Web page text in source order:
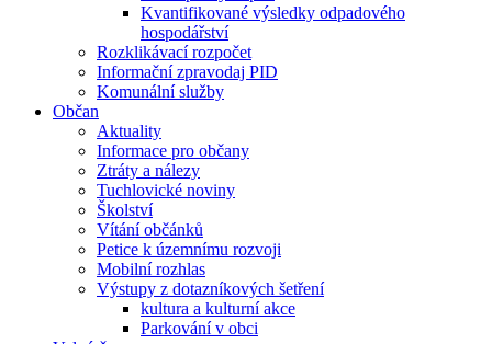
Kvantifikované výsledky odpadového
hospodářství
Rozklikávací rozpočet
Informační zpravodaj PID
Komunální služby
Občan
Aktuality
Informace pro občany
Ztráty a nálezy
Tuchlovické noviny
Školství
Vítání občánků
Petice k územnímu rozvoji
Mobilní rozhlas
Výstupy z dotazníkových šetření
kultura a kulturní akce
Parkování v obci